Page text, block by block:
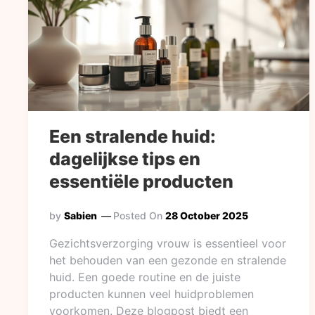
Een stralende huid:
dagelijkse tips en
essentiële producten
by Sabien Posted On 28 October 2025
Gezichtsverzorging vrouw is essentieel voor
het behouden van een gezonde en stralende
huid. Een goede routine en de juiste
producten kunnen veel huidproblemen
voorkomen. Deze blogpost biedt een